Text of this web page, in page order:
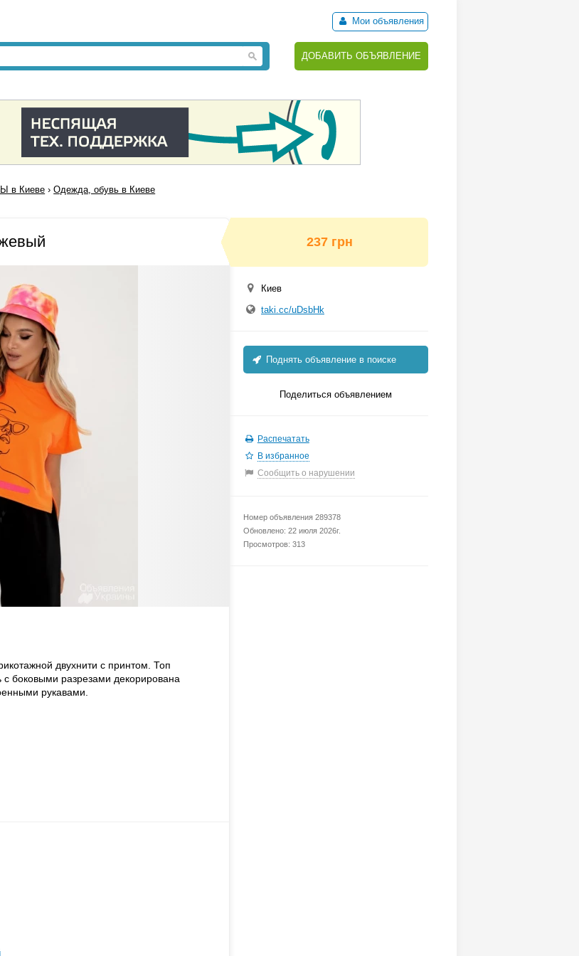
Мои объявления
ДОБАВИТЬ ОБЪЯВЛЕНИЕ
в Киеве ›Одежда, обувь в Киеве
двухнити с принтом. Топ
боковыми разрезами декорирована
рукавами.
237 грн
Киев
taki.cc/uDsbHk
Поднять объявление в поиске
Поделиться объявлением
Распечатать
В избранное
Сообщить о нарушении
Номер объявления 289378
Обновлено: 22 июля 2026г.
Просмотров: 313